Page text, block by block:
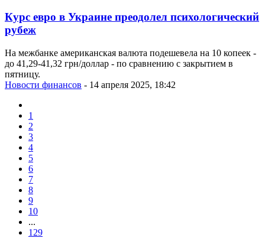
Курс евро в Украине преодолел психологический
рубеж
На межбанке американская валюта подешевела на 10 копеек -
до 41,29-41,32 грн/доллар - по сравнению с закрытием в
пятницу.
Новости финансов - 14 апреля 2025, 18:42
1
2
3
4
5
6
7
8
9
10
...
129